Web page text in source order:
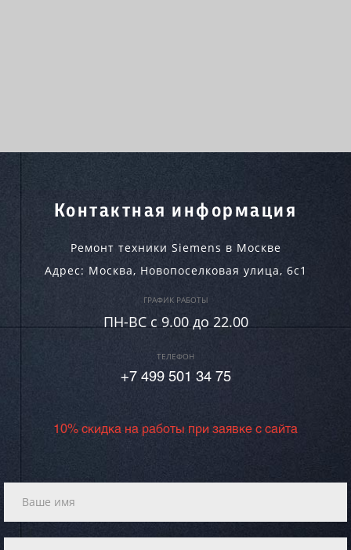
Контактная информация
Ремонт техники Siemens в Москве
Адрес: Москва, Новопоселковая улица, 6с1
ГРАФИК РАБОТЫ
ПН-ВC c 9.00 до 22.00
ТЕЛЕФОН
+7 499 501 34 75
10% скидка на работы при заявке с сайта